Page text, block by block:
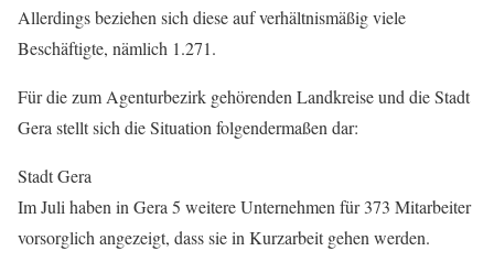
Allerdings beziehen sich diese auf verhältnismäßig viele
Beschäftigte, nämlich 1.271.
Für die zum Agenturbezirk gehörenden Landkreise und die Stadt
Gera stellt sich die Situation folgendermaßen dar:
Stadt Gera
Im Juli haben in Gera 5 weitere Unternehmen für 373 Mitarbeiter
vorsorglich angezeigt, dass sie in Kurzarbeit gehen werden.